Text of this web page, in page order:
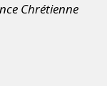
Chrétienne